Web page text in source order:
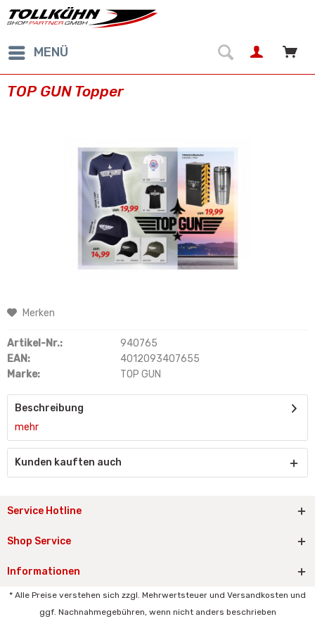
MENÜ
TOP GUN Topper
Merken
Artikel-Nr.:
940765
EAN:
4012093407655
Marke:
TOP GUN
Beschreibung
mehr
Kunden kauften auch
Service Hotline
Shop Service
Informationen
* Alle Preise verstehen sich zzgl. Mehrwertsteuer und Versandkosten und
ggf. Nachnahmegebühren, wenn nicht anders beschrieben